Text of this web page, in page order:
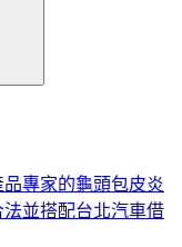
專家的龜頭包皮炎
並搭配台北汽車借